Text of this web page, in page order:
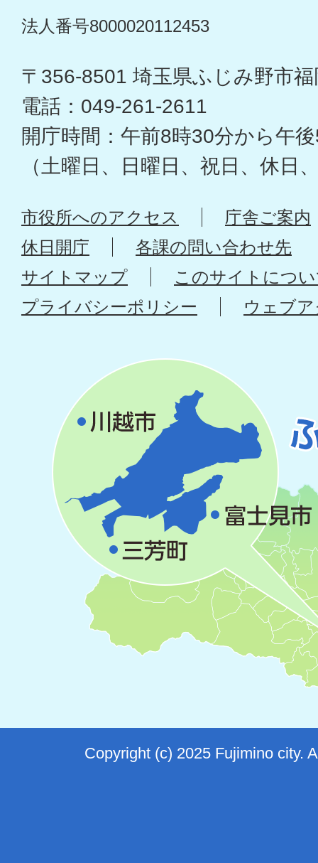
法人番号8000020112453
〒356-8501 埼玉県ふじみ野市
電話：049-261-2611
開庁時間：午前8時30分から午
（土曜日、日曜日、祝日、休日
市役所へのアクセス
庁舎ご案内
休日開庁
各課の問い合わせ先
サイトマップ
このサイトにつ
プライバシーポリシー
ウェブ
Copyright (c) 2025 Fujimino city.